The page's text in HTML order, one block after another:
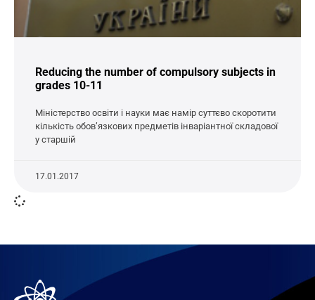
Reducing the number of compulsory subjects in
grades 10-11
Міністерство освіти і науки має намір суттєво скоротити
кількість обов’язкових предметів інваріантної складової
у старшій
17.01.2017